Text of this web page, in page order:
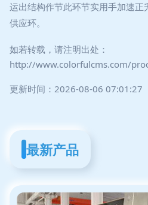
运出结构作节此环节实用手加速正
供应环。
如若转载，请注明出处：
http://www.colorfulcms.com/
更新时间：2026-08-06 07:01:27
最新产品